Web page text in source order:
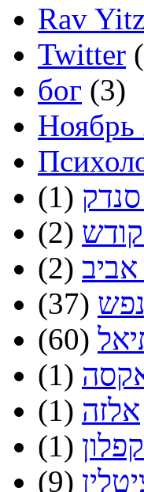
Rav
Twitter
бог (3)
Ноябрь
(1)
(2)
(2)
(37)
(60)
(1)
אלזה (1)
(1)
(9)